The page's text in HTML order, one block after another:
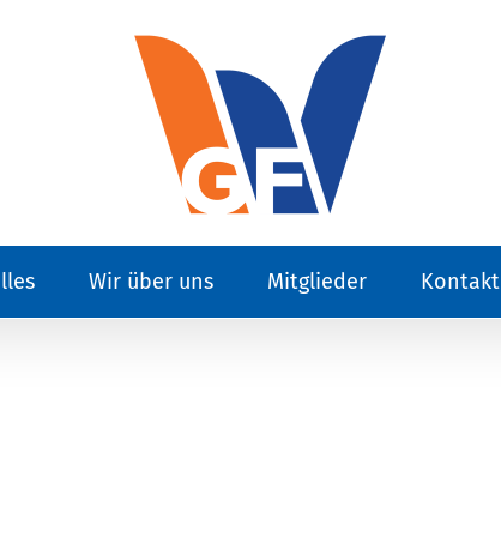
Wir über uns Mitglieder Kontakt